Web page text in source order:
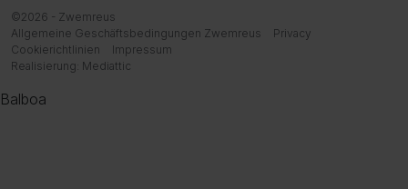
©2026 - Zwemreus
Allgemeine Geschäftsbedingungen Zwemreus
Privacy
Cookierichtlinien
Impressum
Realisierung: Mediattic
Balboa